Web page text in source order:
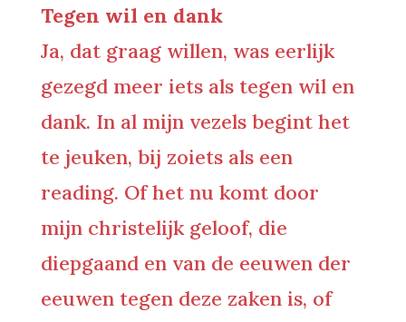
Tegen wil en dank
Ja, dat graag willen, was eerlijk
gezegd meer iets als tegen wil en
dank. In al mijn vezels begint het
te jeuken, bij zoiets als een
reading. Of het nu komt door
mijn christelijk geloof, die
diepgaand en van de eeuwen der
eeuwen tegen deze zaken is, of